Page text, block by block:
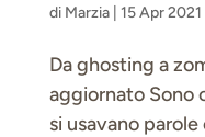
di Marzia| 15 Apr 2021
Da ghosting a
aggiornato Sono
si usavano parole